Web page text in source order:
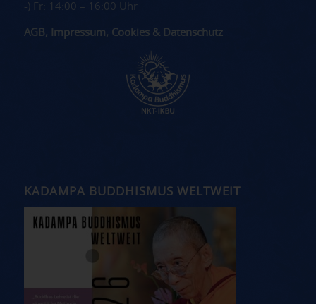
-) Fr: 14:00 – 16:00 Uhr
AGB , Impressum, Cookies& Datenschutz
KADAMPA BUDDHISMUS WELTWEIT